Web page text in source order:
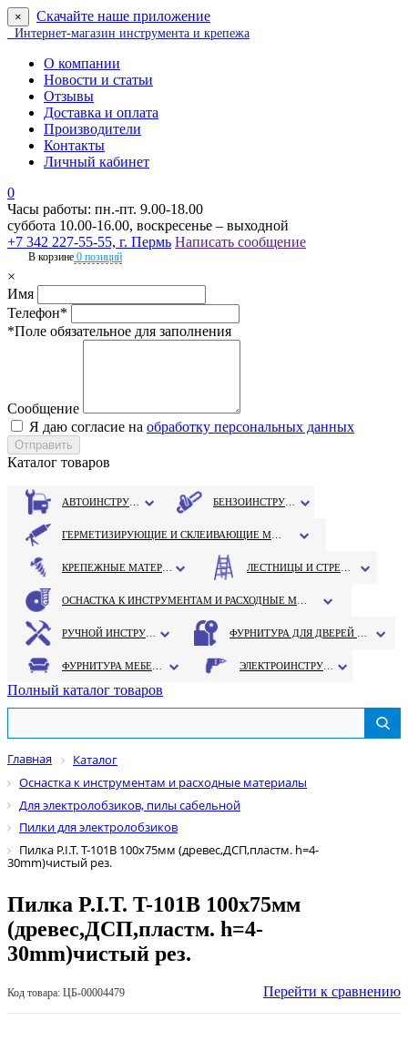
× Скачайте наше приложение
Интернет-магазин инструмента и крепежа
О компании
Новости и статьи
Отзывы
Доставка и оплата
Производители
Контакты
Личный кабинет
0
Часы работы: пн.-пт. 9.00-18.00
суббота 10.00-16.00, воскресенье – выходной
+7 342 227-55-55, г. Пермь Написать сообщение
В корзине 0 позиций
×
Имя
Телефон*
*Поле обязательное для заполнения
Сообщение
Я даю согласие на обработку персональных данных
Каталог товаров
Полный каталог товаров
Главная
Каталог
Оснастка к инструментам и расходные материалы
Для электролобзиков, пилы сабельной
Пилки для электролобзиков
Пилка P.I.T. T-101B 100х75мм (древес,ДСП,пластм. h=4-
30mm)чистый рез.
Пилка P.I.T. T-101B 100х75мм
(древес,ДСП,пластм. h=4-
30mm)чистый рез.
Код товара: ЦБ-00004479 Перейти к сравнению